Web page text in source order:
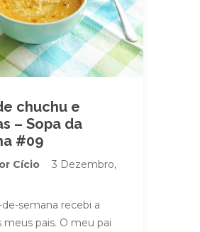
chuchu e
– Sopa da
#09
Cício
3 Dezembro,
semana recebi a
meus pais. O meu pai